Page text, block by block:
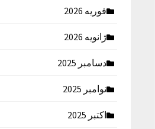
فوریه 2026
ژانویه 2026
دسامبر 2025
نوامبر 2025
اکتبر 2025